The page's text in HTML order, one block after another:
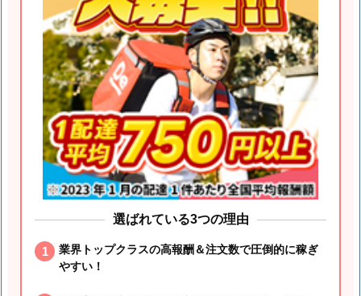
選ばれている3つの理由
業界トップクラスの高報酬＆注文数で圧倒的に稼ぎ
やすい！